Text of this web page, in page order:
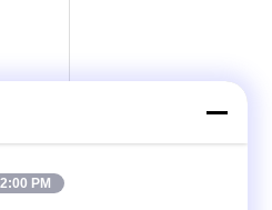
2:00 PM